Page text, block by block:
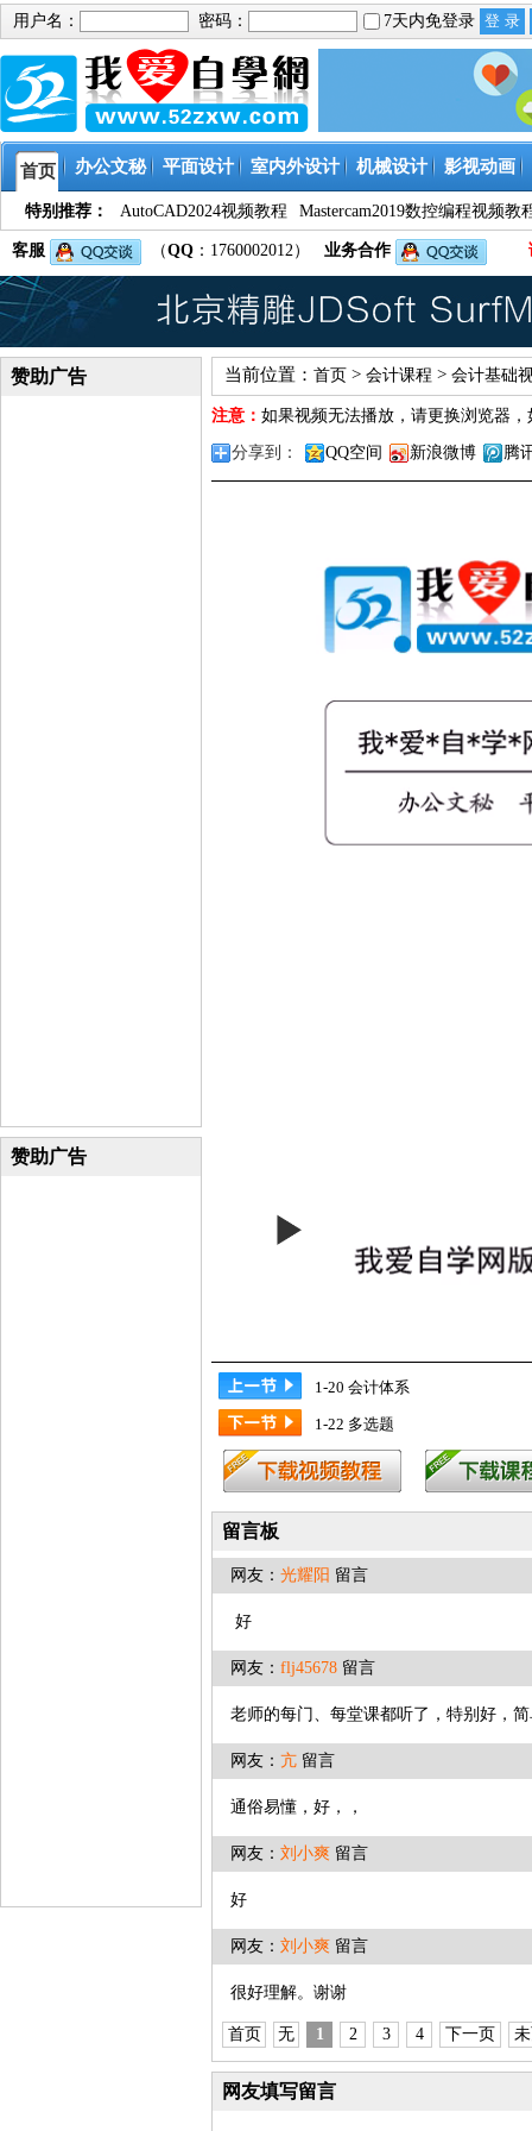
用户名： 密码： 7天内免登录
首页 办公文秘 平面设计 室内外设计 机械设计 影视动画
特别推荐： AutoCAD2024视频教程 Mastercam2019数控编程视频教
客服 （QQ ：1760002012） 业务合作
赞助广告
赞助广告
当前位置： 首页 > 会计课程 > 会计基础
注意： 如果视频无法播放，请更换浏览器，
分享到： QQ空间 新浪微博 腾
1-20 会计体系
1-22 多选题
留言板
网友： 光耀阳 留言
好
网友： flj45678 留言
老师的每门、每堂课都听了，特别好，
网友： 亢 留言
通俗易懂，好，，
网友： 刘小爽 留言
好
网友： 刘小爽 留言
很好理解。
首页 无 1 2 3 4 下一页
网友填写留言